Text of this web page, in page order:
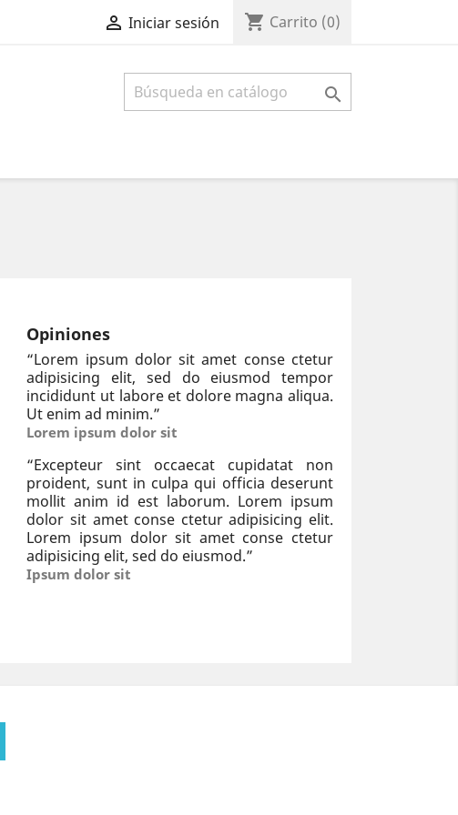
 Iniciar sesión shopping_cart Carrito (0)

Opiniones
“Lorem ipsum dolor sit amet conse ctetur
adipisicing elit, sed do eiusmod tempor
incididunt ut labore et dolore magna aliqua.
Ut enim ad minim.”
Lorem ipsum dolor sit
“Excepteur sint occaecat cupidatat non
proident, sunt in culpa qui officia deserunt
mollit anim id est laborum. Lorem ipsum
dolor sit amet conse ctetur adipisicing elit.
Lorem ipsum dolor sit amet conse ctetur
adipisicing elit, sed do eiusmod.”
Ipsum dolor sit